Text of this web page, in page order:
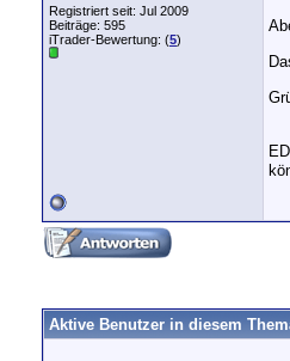
Registriert seit: Jul 2009
Beiträge: 595
iTrader-Bewertung: (5)
Aktive Benutzer in diesem